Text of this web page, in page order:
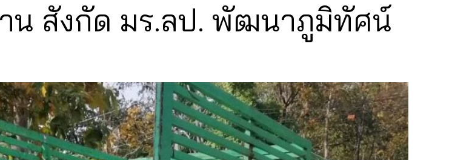
น สังกัด มร.ลป. พัฒนาภูมิทัศน์